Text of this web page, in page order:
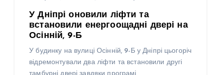
У Дніпрі оновили ліфти та
встановили енергоощадні двері на
Осінній, 9-Б
У будинку на вулиці Осінній, 9-Б у Дніпрі цьогоріч
відремонтували два ліфти та встановили другі